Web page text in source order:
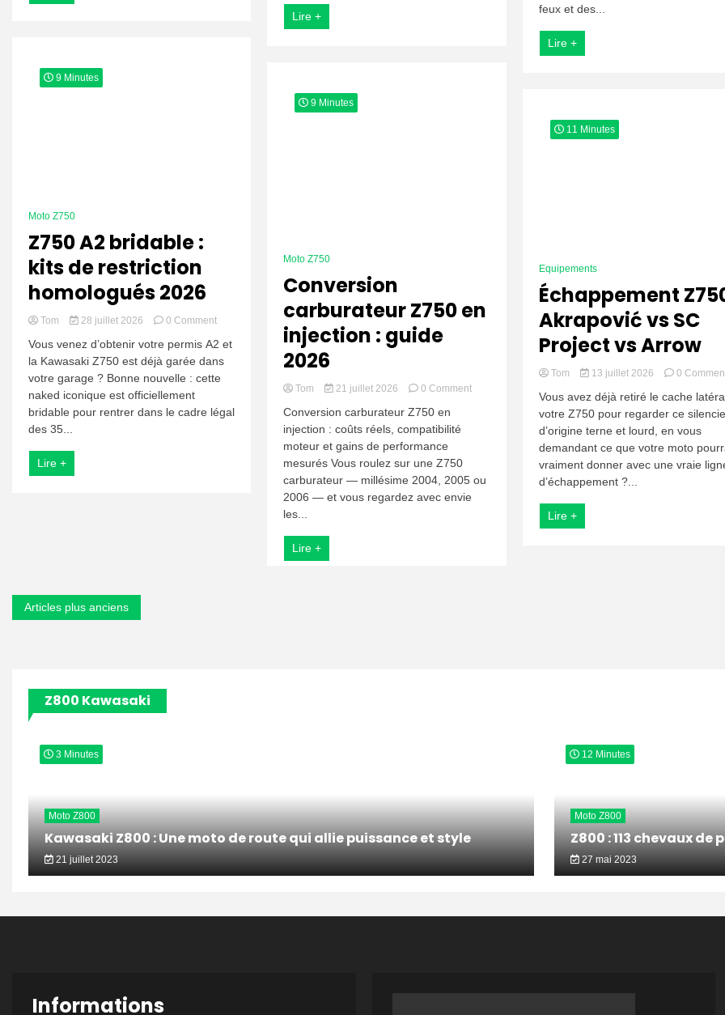
9 Minutes
Moto Z750
Z750 A2 bridable :
kits de restriction
homologués 2026
Tom 28 juillet 2026 0 Commenton
A2
bridable
:
de
restriction
Vous venez d’obtenir votre permis A2 et
la Kawasaki Z750 est déjà garée dans
votre garage ? Bonne nouvelle : cette
naked iconique est officiellement
bridable pour rentrer dans le cadre légal
des 35...
Lire +
Lire +
9 Minutes
Moto Z750
Conversion
carburateur Z750 en
injection : guide
2026
Tom 21 juillet 2026 0 Commenton
Conversion carburateur Z750 en
injection : coûts réels, compatibilité
moteur et gains de performance
mesurés Vous roulez sur une Z750
carburateur — millésime 2004, 2005 ou
2006 — et vous regardez avec envie
les...
Lire +
feux et des...
Lire +
11 Minutes
Equipements
Échappement
Akrapović vs SC
Project vs Arrow
Tom 13 juillet 2026 0
Vous avez déjà retiré le cache
votre Z750 pour regarder ce
d’origine terne et lourd, en vous
demandant ce que votre moto
vraiment donner avec une vraie
d’échappement ?...
Lire +
Navigation
Articles plus anciens
Z800 Kawasaki
3 Minutes
Moto Z800
Kawasaki Z800 : Une moto de route qui allie puissance et style
21 juillet 2023
12 Minutes
Moto Z800
Z800 : 113 chevaux
27 mai 2023
Informations